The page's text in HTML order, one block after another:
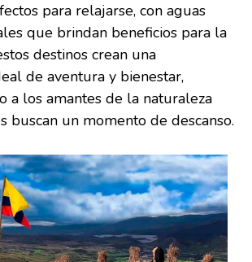
para relajarse, con aguas
que brindan beneficios para la
destinos crean una
de aventura y bienestar,
a los amantes de la naturaleza
buscan un momento de descanso.